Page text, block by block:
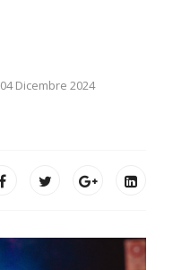
04 Dicembre 2024